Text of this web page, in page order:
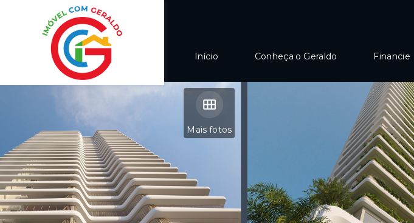
Início Conheça o Geraldo Financie
Mais fotos